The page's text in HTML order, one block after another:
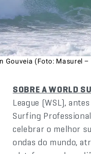
Gouveia (Foto: Masurel –
SOBRE A WORLD
League (WSL),
Surfing
celebrar o melhor
ondas do mundo,